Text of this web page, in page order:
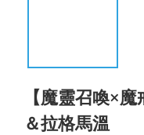
【魔靈召喚×
＆拉格馬溫